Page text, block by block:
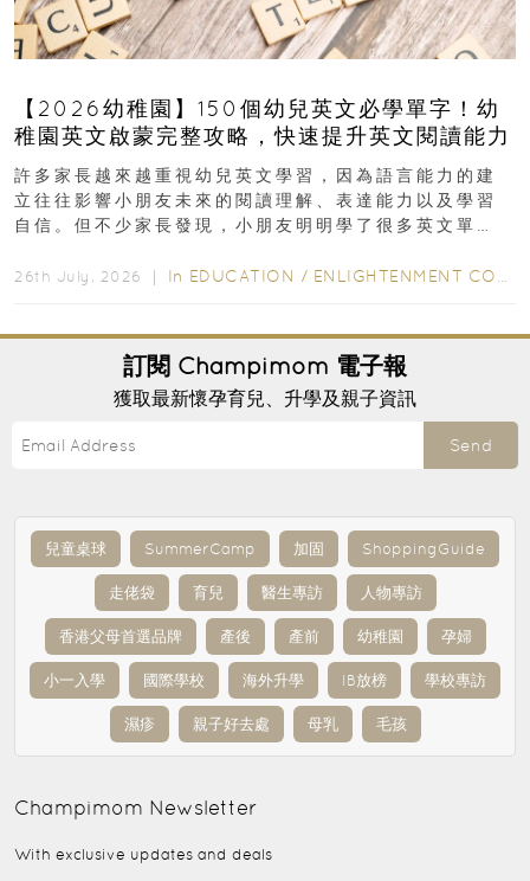
【2026幼稚園】150個幼兒英文必學單字！幼
稚園英文啟蒙完整攻略，快速提升英文閱讀能力
許多家長越來越重視幼兒英文學習，因為語言能力的建
立往往影響小朋友未來的閱讀理解、表達能力以及學習
自信。但不少家長發現，小朋友明明學了很多英文單
26th July, 2026 ｜ In EDUCATION / ENLIGHTENMENT CORNER
訂閱 Champimom 電子報
獲取最新懷孕育兒、升學及親子資訊
Send
兒童桌球 SummerCamp 加固 ShoppingGuide
走佬袋 育兒 醫生專訪 人物專訪
香港父母首選品牌 產後 產前 幼稚園 孕婦
小一入學 國際學校 海外升學 IB放榜 學校專訪
濕疹 親子好去處 母乳 毛孩
Champimom Newsletter
With exclusive updates and deals